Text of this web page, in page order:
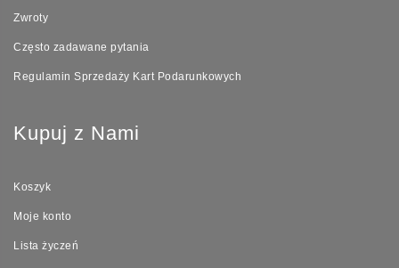
Zwroty
Często zadawane pytania
Regulamin Sprzedaży Kart Podarunkowych
Kupuj z Nami
Koszyk
Moje konto
Lista życzeń